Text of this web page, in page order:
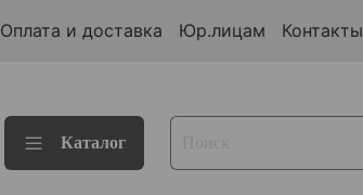
Оплата и доставка Юр.лицам Контакты
Каталог